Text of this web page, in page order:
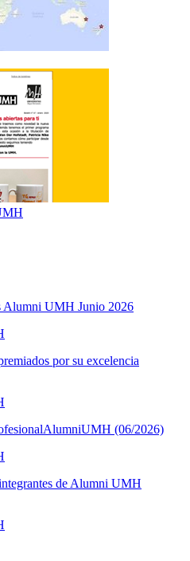
Alumni UMH Junio 2026
por su excelencia
(06/2026)
de Alumni UMH